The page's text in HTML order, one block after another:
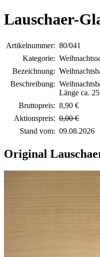
Lauschaer-
Artikelnummer: 80/041
Kategorie:
Bezeichnung:
Beschreibung:
Länge ca.
Bruttopreis: 8,90 €
Aktionspreis: 0,00 €
Stand vom: 09.08.2026
Original